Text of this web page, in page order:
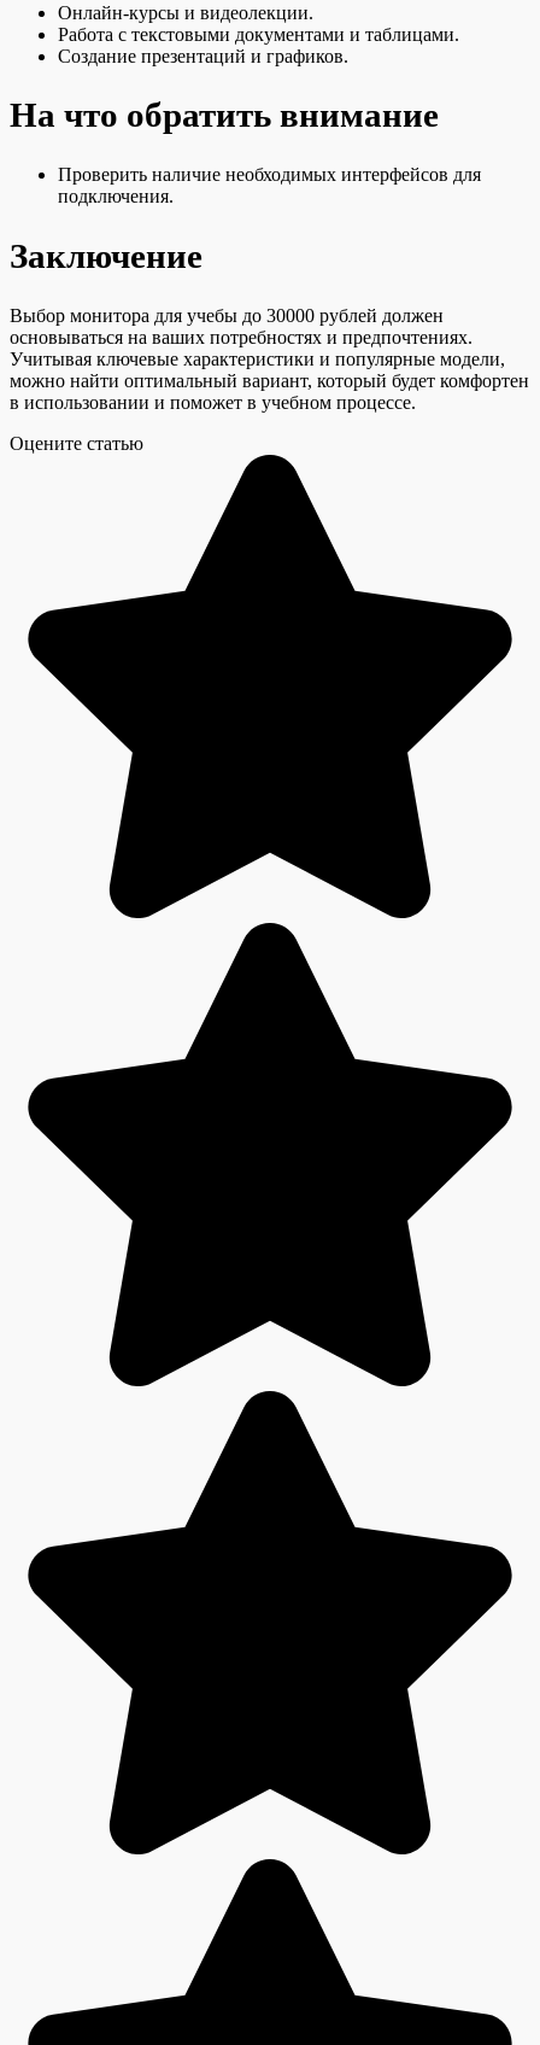
Онлайн-курсы и видеолекции.
Работа с текстовыми документами и таблицами.
Создание презентаций и графиков.
На что обратить внимание
Проверить наличие необходимых интерфейсов для
подключения.
Заключение
Выбор монитора для учебы до 30000 рублей должен
основываться на ваших потребностях и предпочтениях.
Учитывая ключевые характеристики и популярные модели,
можно найти оптимальный вариант, который будет комфортен
в использовании и поможет в учебном процессе.
Оцените статью